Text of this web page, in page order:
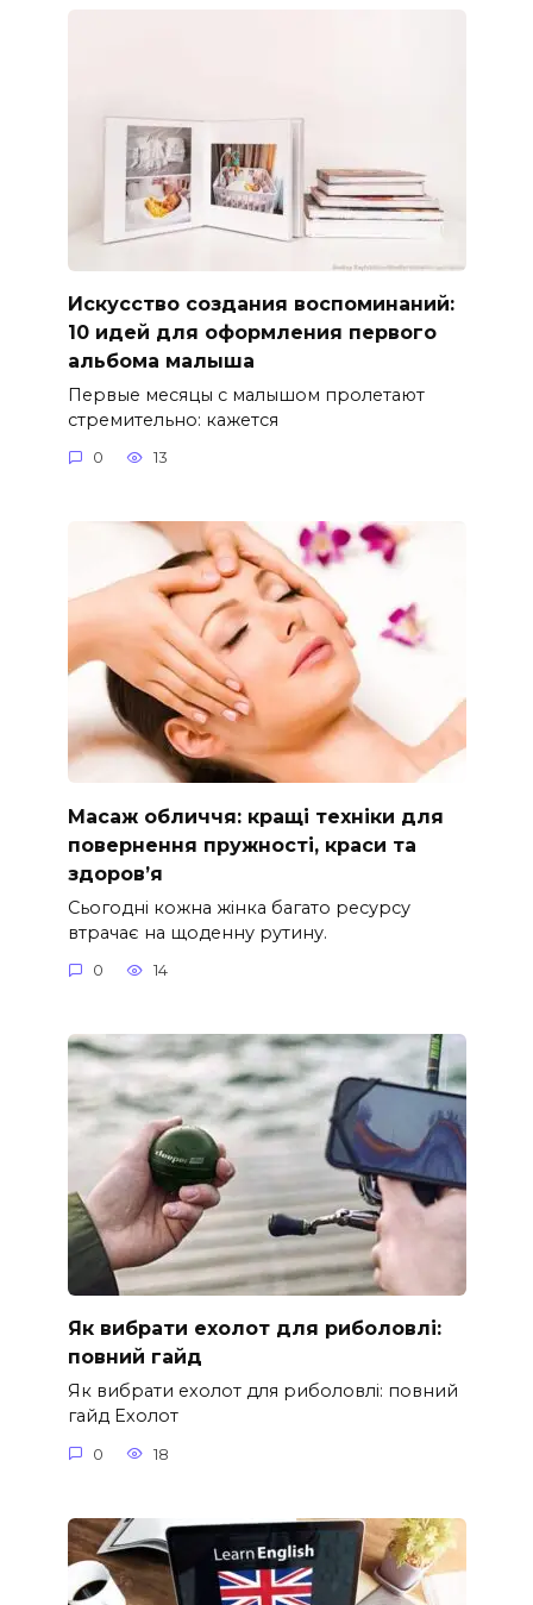
Искусство создания воспоминаний:
10 идей для оформления первого
альбома малыша
Первые месяцы с малышом пролетают
стремительно: кажется
0 13
Масаж обличчя: кращі техніки для
повернення пружності, краси та
здоров’я
Сьогодні кожна жінка багато ресурсу
втрачає на щоденну рутину.
0 14
Як вибрати ехолот для риболовлі:
повний гайд
Як вибрати ехолот для риболовлі: повний
гайд Ехолот
0 18